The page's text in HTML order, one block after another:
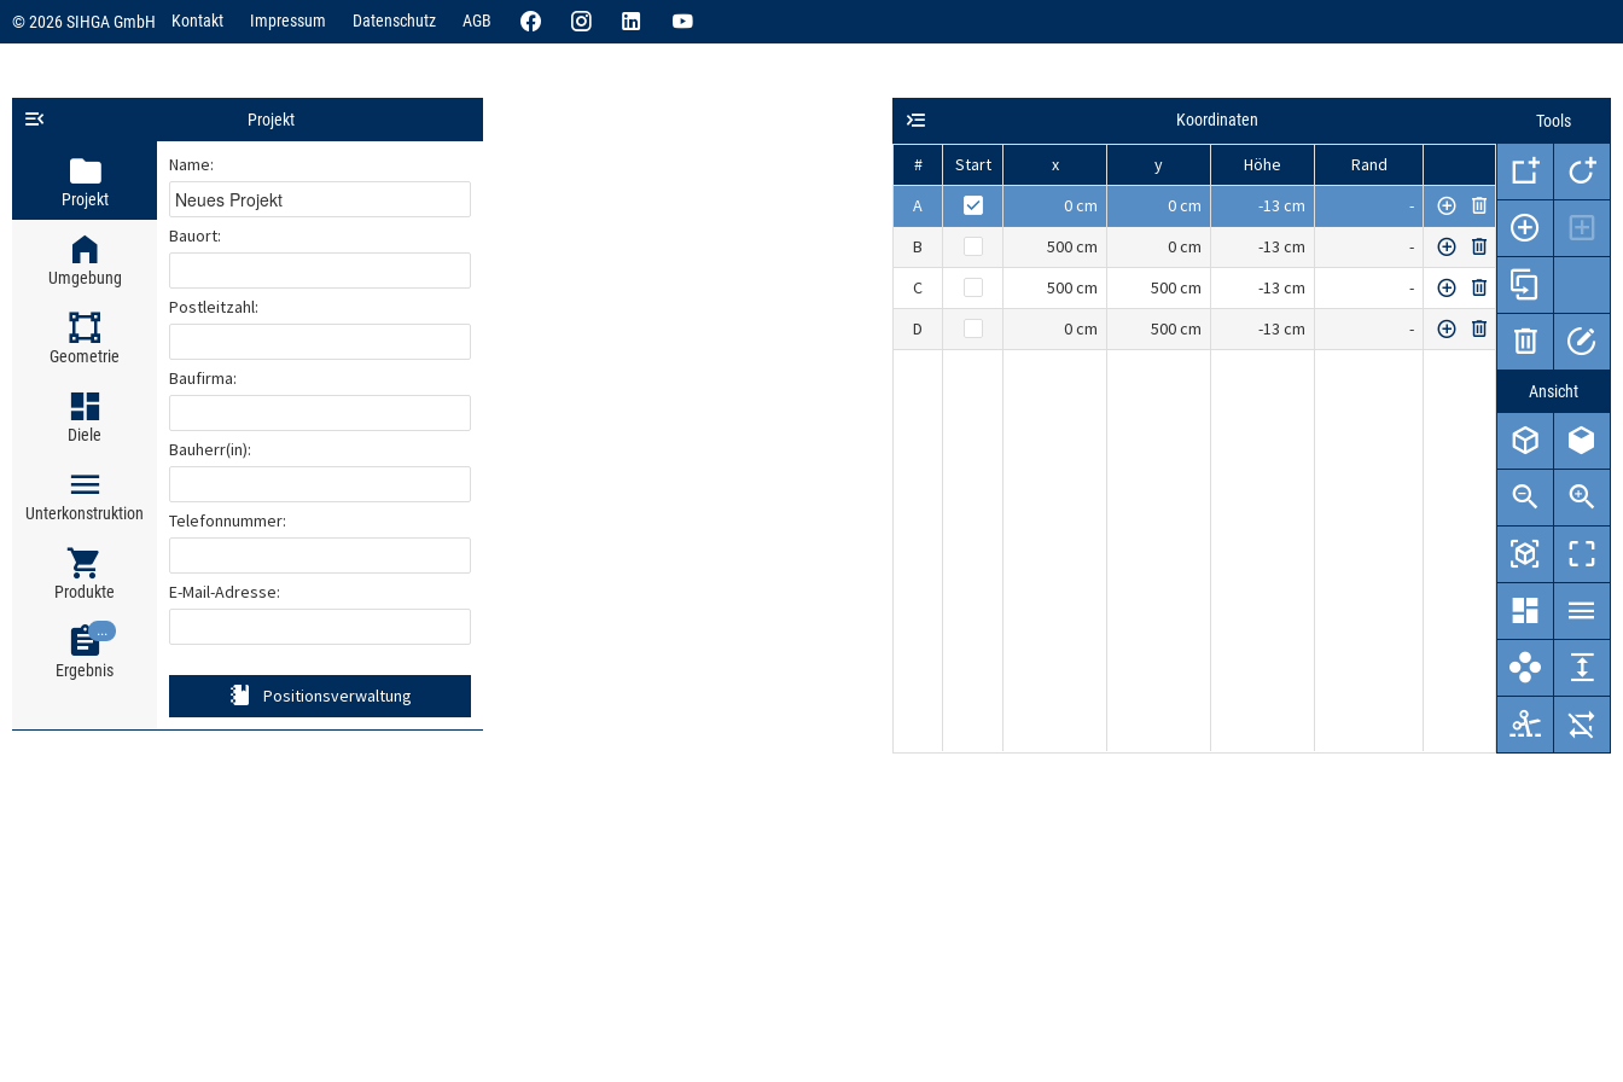
© 2026 SIHGA GmbH Kontakt Impressum Datenschutz AGB
Koordinaten
# Start x y Höhe
Rand
A
0 cm 0 cm -13 cm
-
B
500 cm 0 cm -13 cm
-
C
500 cm 500 cm -13 cm
-
D
0 cm 500 cm -13 cm -
Tools
Ansicht
Projekt
Projekt
Umgebung
Geometrie
Diele
Unterkonstruktion
Produkte
Ergebnis
...
Name:
Bauort:
Postleitzahl:
Baufirma:
Bauherr(in):
Telefonnummer:
E-Mail-Adresse:
Positionsverwaltung